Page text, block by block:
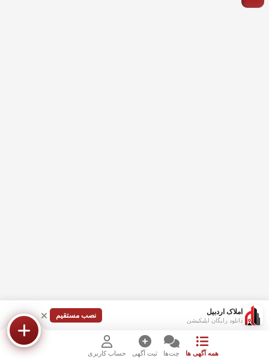
املاک اردبیل
دانلود رایگان اپلیکیشن
نصب مستقیم
همه آگهی ها چت‌ها ثبت آگهی حساب کاربری